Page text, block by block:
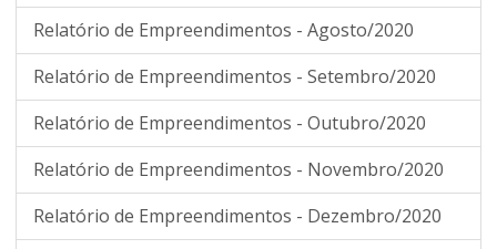
Relatório de Empreendimentos - Agosto/2020
Relatório de Empreendimentos - Setembro/2020
Relatório de Empreendimentos - Outubro/2020
Relatório de Empreendimentos - Novembro/2020
Relatório de Empreendimentos - Dezembro/2020